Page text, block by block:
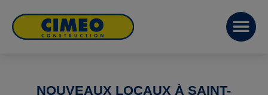
NOUVEAUX LOCAUX À SAINT-